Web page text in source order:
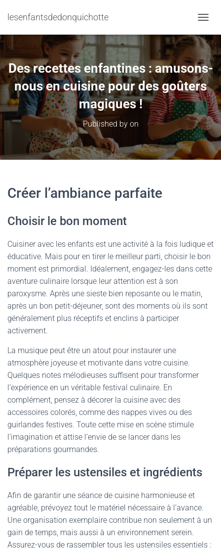
lesenfantsdedonquichotte
Des recettes enfantines : amusons-
nous en cuisine pour des goûters
magiques !
Published by on
Créer l’ambiance parfaite
Choisir le bon moment
Cuisiner avec les enfants est une activité à la fois ludique et
éducative. Mais pour en tirer le meilleur parti, choisir le bon
moment est primordial. Idéalement, engagez-les dans cette
aventure culinaire lorsque leur attention est à son
paroxysme. Après une sieste bien reposante ou le matin,
après un bon petit-déjeuner, sont des moments où ils sont
généralement plus réceptifs et enclins à participer
activement.
La musique peut être un atout pour instaurer une
atmosphère joyeuse et motivante dans votre cuisine.
Quelques notes mélodieuses suffisent pour transformer
l’expérience en un véritable festival culinaire. En
complément, pensez à décorer la cuisine avec des
accessoires colorés, comme des nappes vives ou des
guirlandes festives. Toute cette mise en scène stimule
l’imagination et attise l’envie de se lancer dans les
préparations gourmandes.
Préparer les ustensiles et ingrédients
Afin de garantir une séance de cuisine harmonieuse et
agréable, prévoyez tout le matériel nécessaire à l’avance.
Une organisation exemplaire contribue non seulement à un
gain de temps, mais aussi à un environnement serein.
Assurez-vous de rassembler tous les ustensiles essentiels :